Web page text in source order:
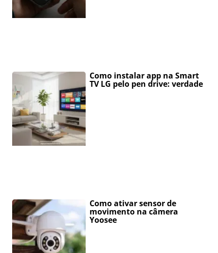
Como instalar app na Smart
TV LG pelo pen drive: verdade
Como ativar sensor de
movimento na câmera
Yoosee